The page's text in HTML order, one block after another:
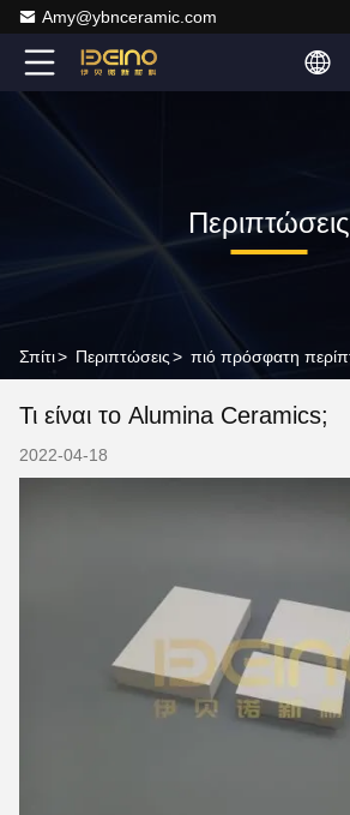
Amy@ybnceramic.com
Περιπτώσεις
Σπίτι> Περιπτώσεις>
Τι είναι το Alumina Ceramics;
2022-04-18